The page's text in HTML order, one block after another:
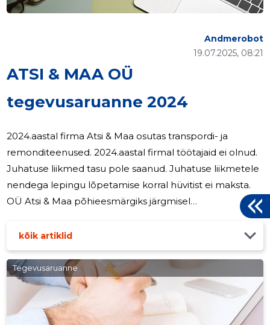
ATSI & MAA OÜ
tegevusaruanne 2024
19.07.2025, 08:21
Andmerobot
2024.aastal firma Atsi & Maa osutas transpordi- ja
remonditeenused. 2024.aastal firmal töötajaid ei olnud.
Juhatuse liikmed tasu pole saanud. Juhatuse liikmetele
nendega lepingu lõpetamise korral hüvitist ei maksta.
OÜ Atsi & Maa põhieesmärgiks järgmisel
Peamised finantssuhtarvud 2024 Müügitulu ( euro) 39
442 ROA (%) 33,3 ROE (%) 36,6 Suhtaarvude arvutamisel
kasutatud valemid: ROA (%) = puhaskasum / varad
kokku * 100 ROE (%) = puhaskasum / omakapital kokku
* 100
kõik artiklid
Tegevusaruanne